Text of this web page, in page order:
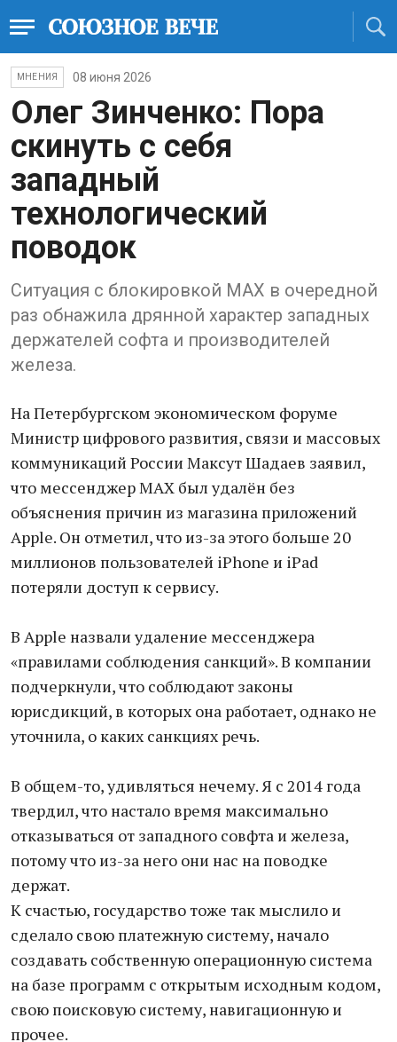
МНЕНИЯ 08 июня 2026
Олег Зинченко: Пора
скинуть с себя
западный
технологический
поводок
Ситуация с блокировкой МАХ в очередной
раз обнажила дрянной характер западных
держателей софта и производителей
железа.
На Петербургском экономическом форуме
Министр цифрового развития, связи и массовых
коммуникаций России Максут Шадаев заявил,
что мессенджер МАХ был удалён без
объяснения причин из магазина приложений
Apple. Он отметил, что из-за этого больше 20
миллионов пользователей iPhone и iPad
потеряли доступ к сервису.
В Apple назвали удаление мессенджера
«правилами соблюдения санкций». В компании
подчеркнули, что соблюдают законы
юрисдикций, в которых она работает, однако не
уточнила, о каких санкциях речь.
В общем-то, удивляться нечему. Я с 2014 года
твердил, что настало время максимально
отказываться от западного совфта и железа,
потому что из-за него они нас на поводке
держат.
К счастью, государство тоже так мыслило и
сделало свою платежную систему, начало
создавать собственную операционную система
на базе программ с открытым исходным кодом,
свою поисковую систему, навигационную и
прочее.